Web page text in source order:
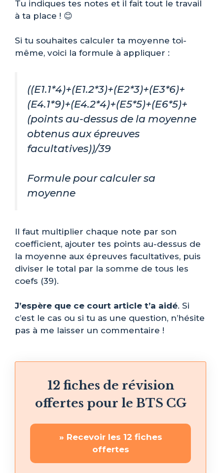
Tu indiques tes notes et il fait tout le travail
à ta place ! 😊
Si tu souhaites calculer ta moyenne toi-
même, voici la formule à appliquer :
((E1.1*4)+(E1.2*3)+(E2*3)+(E3*6)+
(E4.1*9)+(E4.2*4)+(E5*5)+(E6*5)+
(points au-dessus de la moyenne
obtenus aux épreuves
facultatives))/39
Formule pour calculer sa
moyenne
Il faut multiplier chaque note par son
coefficient, ajouter tes points au-dessus de
la moyenne aux épreuves facultatives, puis
diviser le total par la somme de tous les
coefs (39).
J’espère que ce court article t’a aidé. Si
c’est le cas ou si tu as une question, n’hésite
pas à me laisser un commentaire !
12 fiches de révision
offertes pour le BTS CG
» Recevoir les 12 fiches
offertes